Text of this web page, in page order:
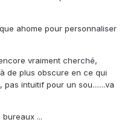
ahome pour personnaliser
vraiment cherché,
de plus obscure en ce qui
intuitif pour un sou.......va
...